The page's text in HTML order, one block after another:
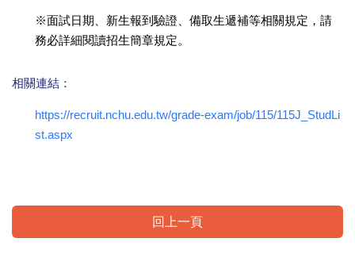
※面試日期、新生報到驗證、備取生遞補等相關規定，請
務必詳細閱讀招生簡章規定。
相關連結：
https://recruit.nchu.edu.tw/grade-exam/job/115/115J_StudLi
st.aspx
回上一頁